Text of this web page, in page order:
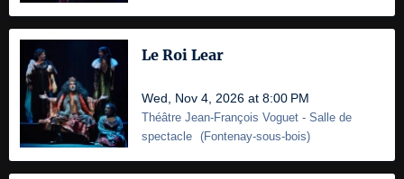
Le Roi Lear
Wed, Nov 4, 2026 at 8:00 PM
Théâtre Jean-François Voguet - Salle de
spectacle (Fontenay-sous-bois)